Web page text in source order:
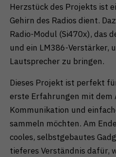
Herzstück des Projekts ist
Gehirn des Radios dient.
Radio-Modul (Si470x), das
und ein LM386-Verstärker,
Lautsprecher zu bringen.
Dieses Projekt ist perfekt
erste Erfahrungen mit dem
Kommunikation und
sammeln möchten. Am
cooles, selbstgebautes
tieferes Verständnis dafür,